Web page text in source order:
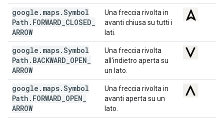
google . maps.Symbol
Path . FORWARD CLOSED
ARROW
Una freccia rivolta in
avanti chiusa su tutti i
lati.
google . maps.Symbol
Path . BACKWARD OPEN
ARROW
Una freccia rivolta
all'indietro aperta su
un lato.
google . maps.Symbol
Path . FORWARD OPEN
ARROW
Una freccia rivolta in
avanti aperta su un
lato.